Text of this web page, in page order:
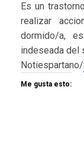
Es un
realizar
dormido/a,
indeseada del
Notiespartano/
Me gusta esto: